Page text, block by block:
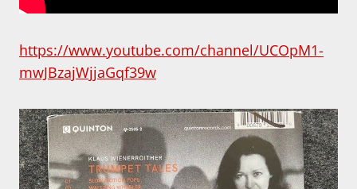
https://www.youtube.com/channel/UCOpM1-
mwJBzajWjjaGqf39w